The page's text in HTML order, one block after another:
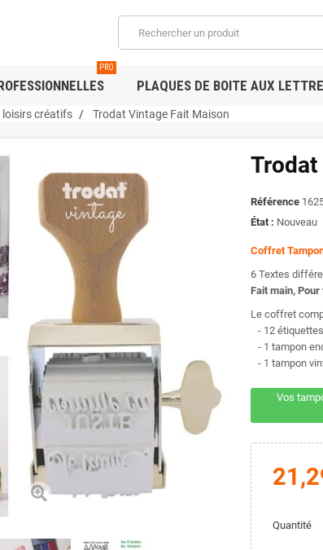
PRO
PLAQUES DE BOITE AUX
loisirs créatifs Trodat Vintage Fait Maison
Trodat
Référence
État : Nouveau
Coffret
6 Textes
Fait main,
Le coffret
- 12
- 1 tampon
- 1 tampon
Vos
Quantité